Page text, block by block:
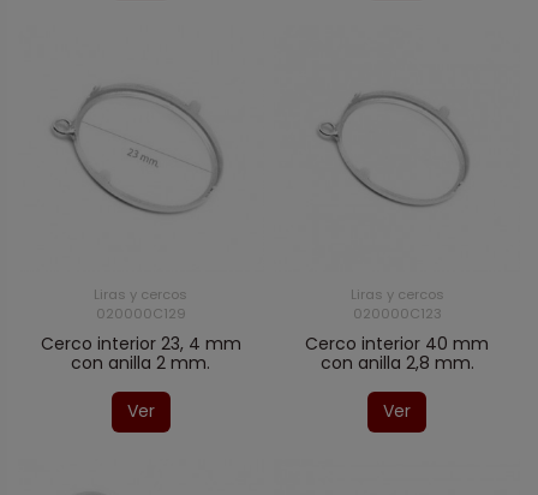
Liras y cercos
020000C129
Cerco interior 23, 4 mm
con anilla 2 mm.
Ver
Liras y cercos
020000C123
Cerco interior 40 mm
con anilla 2,8 mm.
Ver